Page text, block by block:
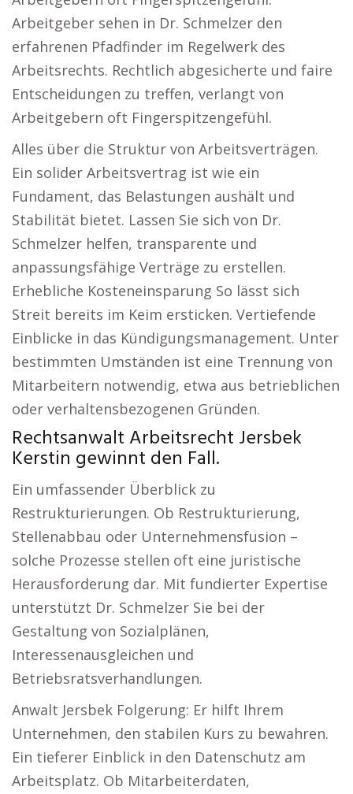
Arbeitgeber sehen in Dr. Schmelzer den
erfahrenen Pfadfinder im Regelwerk des
Arbeitsrechts. Rechtlich abgesicherte und faire
Entscheidungen zu treffen, verlangt von
Arbeitgebern oft Fingerspitzengefühl.
Alles über die Struktur von Arbeitsverträgen.
Ein solider Arbeitsvertrag ist wie ein
Fundament, das Belastungen aushält und
Stabilität bietet. Lassen Sie sich von Dr.
Schmelzer helfen, transparente und
anpassungsfähige Verträge zu erstellen.
Erhebliche Kosteneinsparung So lässt sich
Streit bereits im Keim ersticken. Vertiefende
Einblicke in das Kündigungsmanagement. Unter
bestimmten Umständen ist eine Trennung von
Mitarbeitern notwendig, etwa aus betrieblichen
oder verhaltensbezogenen Gründen.
Rechtsanwalt Arbeitsrecht Jersbek
Kerstin gewinnt den Fall.
Ein umfassender Überblick zu
Restrukturierungen. Ob Restrukturierung,
Stellenabbau oder Unternehmensfusion –
solche Prozesse stellen oft eine juristische
Herausforderung dar. Mit fundierter Expertise
unterstützt Dr. Schmelzer Sie bei der
Gestaltung von Sozialplänen,
Interessenausgleichen und
Betriebsratsverhandlungen.
Anwalt Jersbek Folgerung: Er hilft Ihrem
Unternehmen, den stabilen Kurs zu bewahren.
Ein tieferer Einblick in den Datenschutz am
Arbeitsplatz. Ob Mitarbeiterdaten,